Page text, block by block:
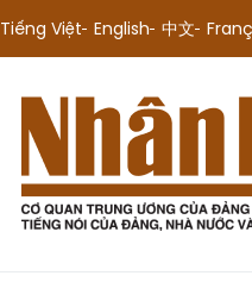
Tiếng Việt English 中文